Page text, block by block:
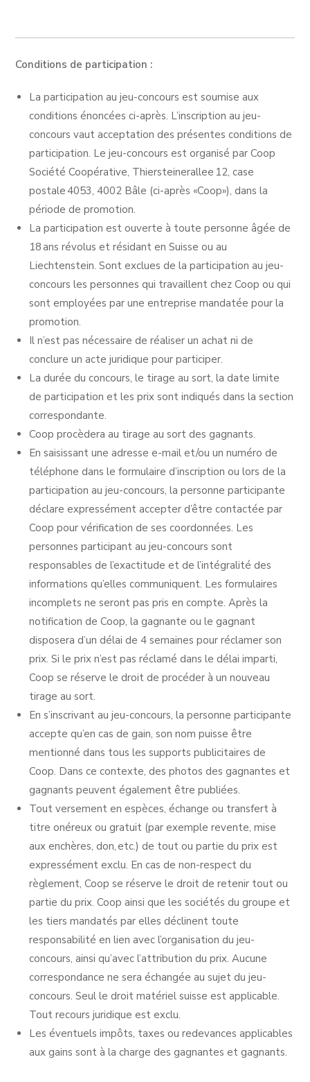
Conditions de participation :
La participation au jeu-concours est soumise aux
conditions énoncées ci-après. L’inscription au jeu-
concours vaut acceptation des présentes conditions de
participation. Le jeu-concours est organisé par Coop
Société Coopérative, Thiersteinerallee 12, case
postale 4053, 4002 Bâle (ci-après «Coop»), dans la
période de promotion.
La participation est ouverte à toute personne âgée de
18 ans révolus et résidant en Suisse ou au
Liechtenstein. Sont exclues de la participation au jeu-
concours les personnes qui travaillent chez Coop ou qui
sont employées par une entreprise mandatée pour la
promotion.
Il n’est pas nécessaire de réaliser un achat ni de
conclure un acte juridique pour participer.
La durée du concours, le tirage au sort, la date limite
de participation et les prix sont indiqués dans la section
correspondante.
Coop procèdera au tirage au sort des gagnants.
En saisissant une adresse e-mail et/ou un numéro de
téléphone dans le formulaire d’inscription ou lors de la
participation au jeu-concours, la personne participante
déclare expressément accepter d’être contactée par
Coop pour vérification de ses coordonnées. Les
personnes participant au jeu-concours sont
responsables de l’exactitude et de l’intégralité des
informations qu’elles communiquent. Les formulaires
incomplets ne seront pas pris en compte. Après la
notification de Coop, la gagnante ou le gagnant
disposera d’un délai de 4 semaines pour réclamer son
prix. Si le prix n’est pas réclamé dans le délai imparti,
Coop se réserve le droit de procéder à un nouveau
tirage au sort.
En s’inscrivant au jeu-concours, la personne participante
accepte qu’en cas de gain, son nom puisse être
mentionné dans tous les supports publicitaires de
Coop. Dans ce contexte, des photos des gagnantes et
gagnants peuvent également être publiées.
Tout versement en espèces, échange ou transfert à
titre onéreux ou gratuit (par exemple revente, mise
aux enchères, don, etc.) de tout ou partie du prix est
expressément exclu. En cas de non-respect du
règlement, Coop se réserve le droit de retenir tout ou
partie du prix. Coop ainsi que les sociétés du groupe et
les tiers mandatés par elles déclinent toute
responsabilité en lien avec l’organisation du jeu-
concours, ainsi qu’avec l’attribution du prix. Aucune
correspondance ne sera échangée au sujet du jeu-
concours. Seul le droit matériel suisse est applicable.
Tout recours juridique est exclu.
Les éventuels impôts, taxes ou redevances applicables
aux gains sont à la charge des gagnantes et gagnants.